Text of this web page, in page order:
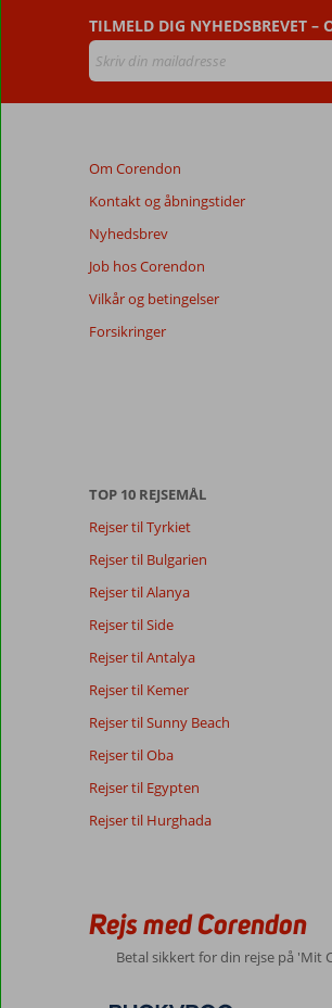
TILMELD DIG NYHEDSBREVET –
Om Corendon
Kontakt og åbningstider
Nyhedsbrev
Job hos Corendon
Vilkår og betingelser
Forsikringer
TOP 10 REJSEMÅL
Rejser til Tyrkiet
Rejser til Bulgarien
Rejser til Alanya
Rejser til Side
Rejser til Antalya
Rejser til Kemer
Rejser til Sunny Beach
Rejser til Oba
Rejser til Egypten
Rejser til Hurghada
Rejs med Corendon
Betal sikkert for din rejse på 'Mit